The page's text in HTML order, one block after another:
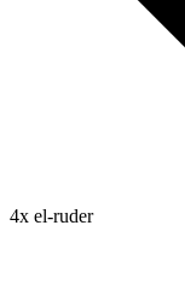
4x el-ruder